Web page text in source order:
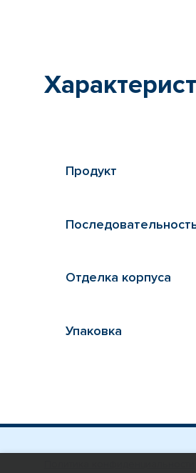
Продукт
Отделка корпуса
Упаковка